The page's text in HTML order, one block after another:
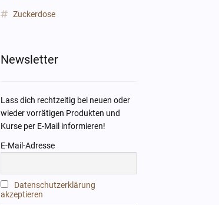
Zuckerdose
Newsletter
Lass dich rechtzeitig bei neuen oder
wieder vorrätigen Produkten und
Kurse per E-Mail informieren!
E-Mail-Adresse
Datenschutzerklärung
akzeptieren